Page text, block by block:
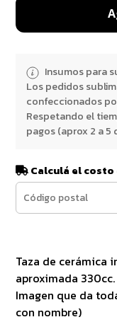
Insumos para
Los pedidos
confeccionados
Respetando el
pagos (aprox 2 a 5
Calculá el costo
Taza de cerámica
aproximada 330cc.
Imagen que da
con nombre)